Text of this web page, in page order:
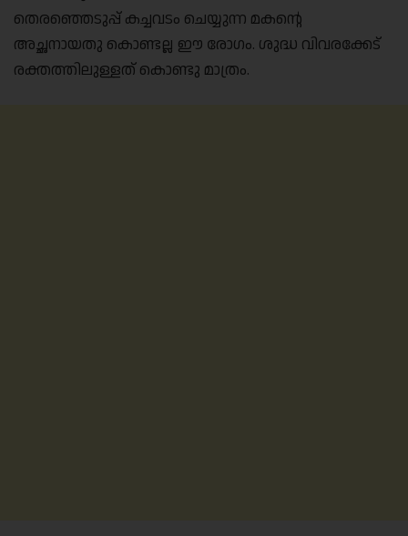
തെരഞ്ഞെടുപ്പ് കച്ചവടം ചെയ്യുന്ന മകന്റെ
അച്ഛനായതു കൊണ്ടല്ല ഈ രോഗം. ശുദ്ധ വിവരക്കേട്
രക്തത്തിലുള്ളത് കൊണ്ടു മാത്രം.